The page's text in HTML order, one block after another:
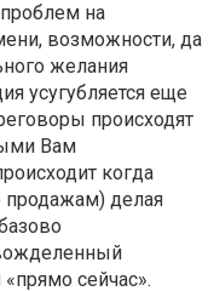
на
возможности, да
желания
усугубляется еще
происходят
Вам
когда
делая
«прямо сейчас».